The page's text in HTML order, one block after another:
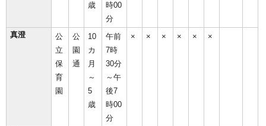
歳
時00
分
真澄
公
立
保
育
園
公
園
通
10
カ
月
～
5
歳
午前
7時
30分
～午
後7
時00
分
× × × × × ×